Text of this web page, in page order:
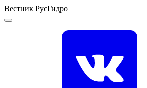
Вестник РусГидро